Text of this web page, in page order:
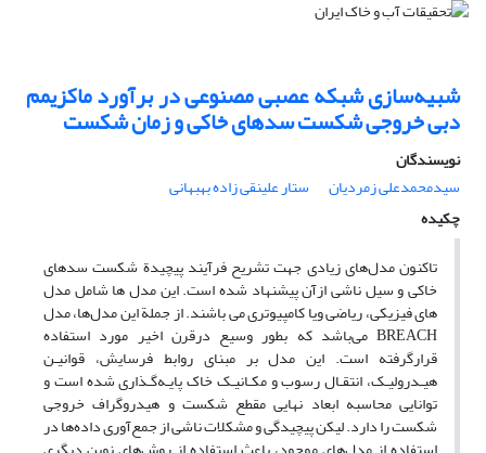
شبیه‌سازی شبکه عصبی مصنوعی در برآورد ماکزیمم
دبی خروجی شکست سدهای خاکی و زمان شکست
نویسندگان
سیدمحمدعلی زمردیان
ستار علینقی زاده بهبهانی
چکیده
تاکنون مدل‌های زیادی جهت تشریح فرآیند پیچیدة شکست سدهای
خاکی و سیل ناشی ازآن پیشنهاد شده است. این مدل ها شامل مدل
های فیزیکی، ریاضی ویا کامپیوتری می باشند. از جملة این مدل‌ها، مدل
BREACH می‌باشد که بطور وسیع درقرن اخیر مورد استفاده
قرارگرفته است. این مدل بر مبنای روابط فرسایش، قوانیـن
هیـدرولیـک، انتقـال رسوب و مکـانیـک خاک پایـه‌گـذاری شده است و
توانایی محاسبه ابعاد نهایی مقطع شکست و هیدروگراف خروجی
شکست را دارد. لیکن پیچیدگی و مشکلات ناشی از جمع‌آوری داده‌ها در